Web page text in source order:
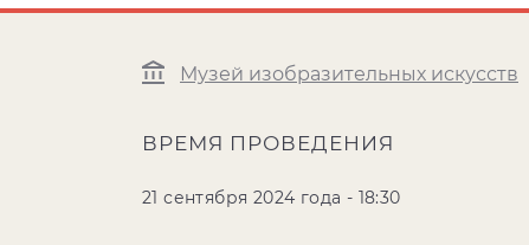
Музей изобразительных искусств
ВРЕМЯ ПРОВЕДЕНИЯ
21 сентября 2024 года - 18:30